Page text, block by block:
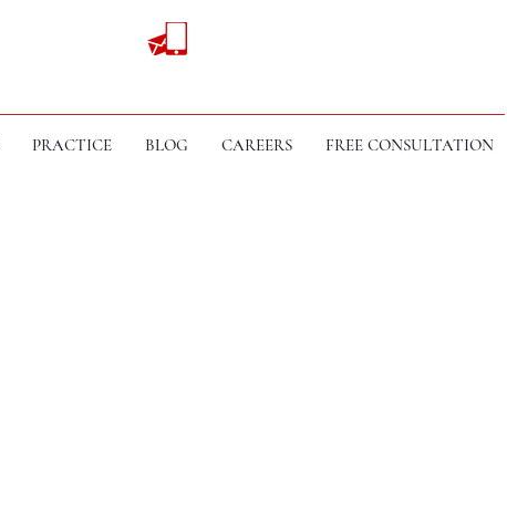
PRACTICE BLOG CAREERS FREE CONSULTATION